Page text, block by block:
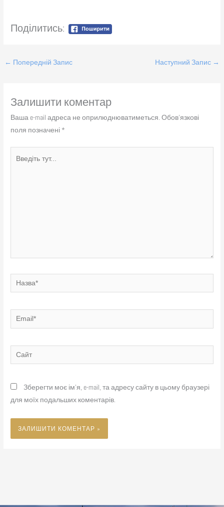
Поділитись:
← Попередній Запис Наступний Запис →
Залишити коментар
Ваша e-mail адреса не оприлюднюватиметься. Обов’язкові
поля позначені *
Назва*
Email*
Сайт
Зберегти моє ім'я, e-mail, та адресу сайту в цьому браузері
для моїх подальших коментарів.